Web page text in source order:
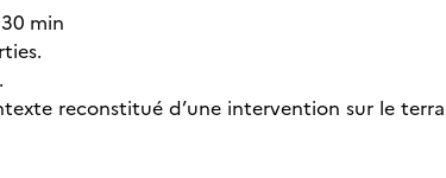
min
reconstitué d’une intervention sur le